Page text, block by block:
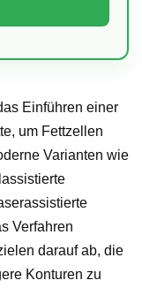
Einführen einer
um Fettzellen
Varianten wie
Verfahren
darauf ab, die
Konturen zu